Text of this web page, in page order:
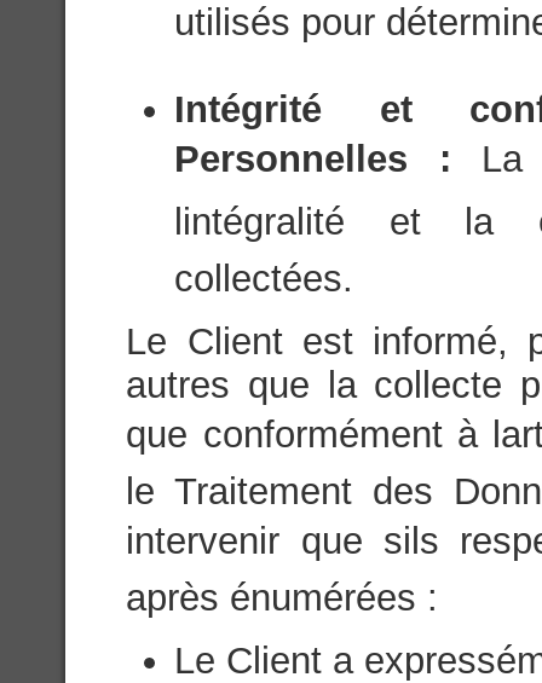
utilisés pour
Intégrité et
Personnelles : La
lintégralité et la
collectées.
Le Client est informé,
autres que la collecte
que conformément à
le Traitement des
intervenir que sils
après énumérées :
Le Client a